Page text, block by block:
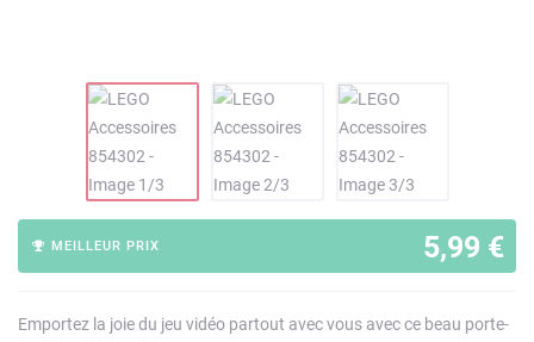
5,99 €
MEILLEUR PRIX
Emportez la joie du jeu vidéo partout avec vous avec ce beau porte-